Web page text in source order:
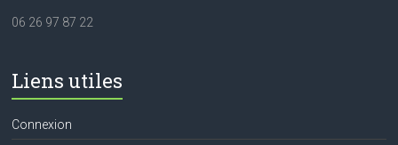
06 26 97 87 22
Liens utiles
Connexion